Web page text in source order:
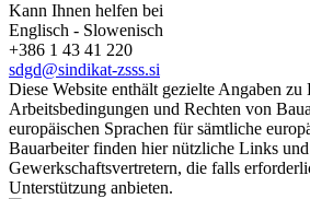
Kann Ihnen helfen bei
Englisch - Slowenisch
+386 1 43 41 220
sdgd@sindikat-zsss.si
Diese Website enthält gezielte Angaben zu
Arbeitsbedingungen und Rechten von
europäischen Sprachen für sämtliche
Bauarbeiter finden hier nützliche Links
Gewerkschaftsvertretern, die falls
Unterstützung anbieten.